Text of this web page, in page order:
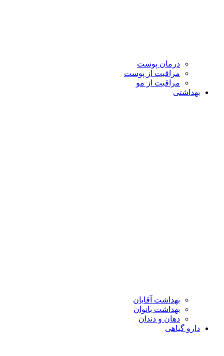
درمان پوست
مراقبت از پوست
مراقبت از مو
بهداشتی
بهداشت آقایان
بهداشت بانوان
دهان و دندان
دارو گیاهی